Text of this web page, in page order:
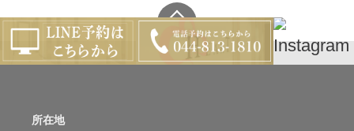
所在地